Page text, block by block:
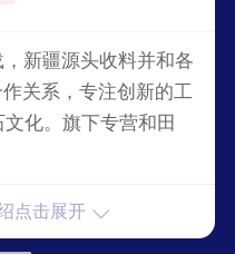
新疆源头收料并和各
关系，专注创新的工
化。旗下专营和田
点击展开